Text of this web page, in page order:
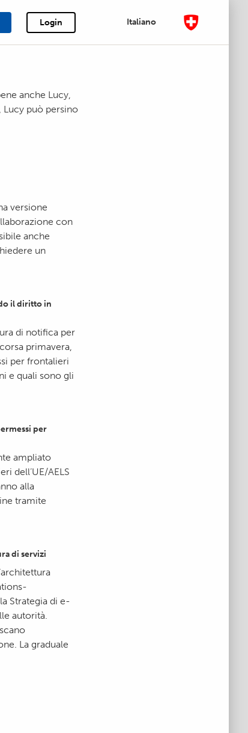
Login Italiano
anche Lucy,
può persino
versione
con
anche
un
il diritto in
di notifica per
primavera,
per frontalieri
e quali sono gli
per
ampliato
dell’UE/AELS
alla
tramite
di servizi
Strategia di e-
autorità.
La graduale